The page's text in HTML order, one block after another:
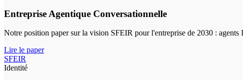
Entreprise Agentique Conversationnelle
Notre position paper sur la vision SFEIR pour l'entreprise de 2030 : agents
Lire le paper
SFEIR
Identité